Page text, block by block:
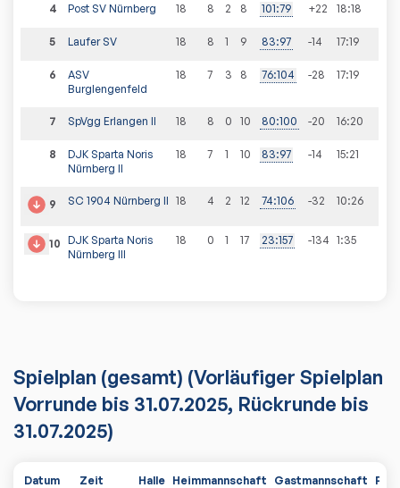
4 Post SV Nürnberg 18 8 2 8 101:79 +22 18:18
5 Laufer SV 18 8 1 9 83:97 -14 17:19
6
ASV
Burglengenfeld
18 7 3 8 76:104 -28 17:19
7 SpVgg Erlangen II 18 8 0 10 80:100 -20 16:20
8
DJK Sparta Noris
Nürnberg II
18 7 1 10 83:97 -14 15:21
9 SC 1904 Nürnberg II 18 4 2 12 74:106 -32 10:26
10 DJK Sparta Noris
Nürnberg III
18 0 1 17 23:157 -134 1:35
Spielplan (gesamt) (Vorläufiger Spielplan
Vorrunde bis 31.07.2025, Rückrunde bis
31.07.2025)
Datum Zeit Halle Heimmannschaft Gastmannschaft PDF